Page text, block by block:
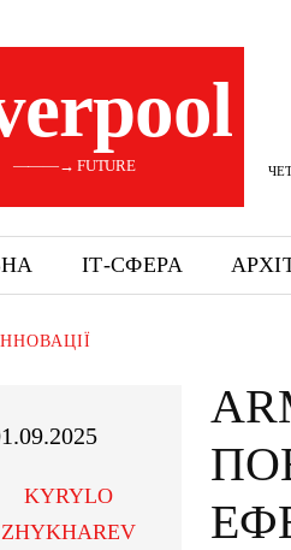
———→ FUTURE
ІТ-СФЕРА
KYRYLO
ZHYKHAREV